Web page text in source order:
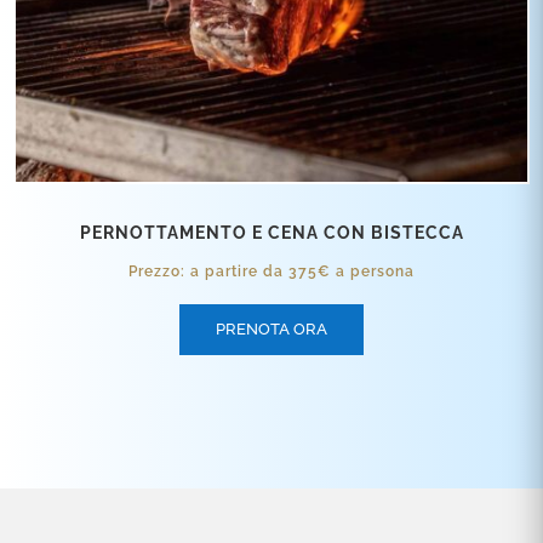
PERNOTTAMENTO E CENA CON BISTECCA
Prezzo: a partire da 375€ a persona
PRENOTA ORA